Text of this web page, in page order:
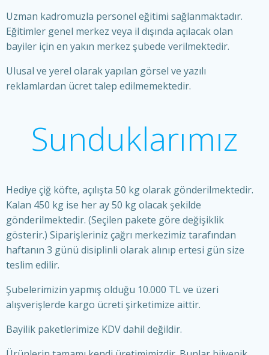
Uzman kadromuzla personel eğitimi sağlanmaktadır.
Eğitimler genel merkez veya il dışında açılacak olan
bayiler için en yakın merkez şubede verilmektedir.
Ulusal ve yerel olarak yapılan görsel ve yazılı
reklamlardan ücret talep edilmemektedir.
Sunduklarımız
Hediye çiğ köfte, açılışta 50 kg olarak gönderilmektedir.
Kalan 450 kg ise her ay 50 kg olacak şekilde
gönderilmektedir. (Seçilen pakete göre değişiklik
gösterir.) Siparişleriniz çağrı merkezimiz tarafından
haftanın 3 günü disiplinli olarak alınıp ertesi gün size
teslim edilir.
Şubelerimizin yapmış olduğu 10.000 TL ve üzeri
alışverişlerde kargo ücreti şirketimize aittir.
Bayilik paketlerimize KDV dahil değildir.